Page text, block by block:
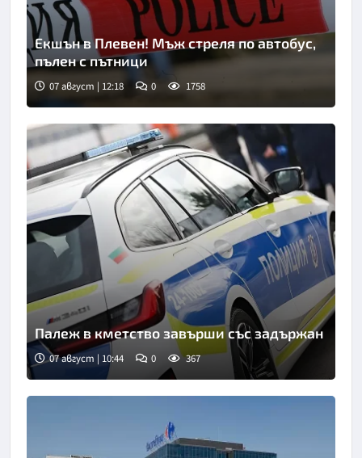
Екшън в Плевен! Мъж стреля по автобус,
пълен с пътници
07 август | 12:18 0 1758
Снимка: БТА
Палеж в кметство завърши със задържан
07 август | 10:44 0 367